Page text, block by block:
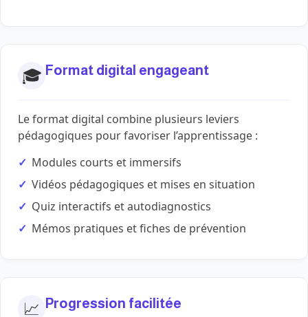
🎓 Format digital engageant
Le format digital combine plusieurs leviers
pédagogiques pour favoriser l’apprentissage :
Modules courts et immersifs
Vidéos pédagogiques et mises en situation
Quiz interactifs et autodiagnostics
Mémos pratiques et fiches de prévention
📈 Progression facilitée